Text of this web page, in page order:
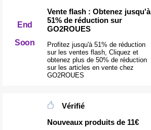
End
Soon
Vente flash : Obtenez jusqu'à
51% de réduction sur
GO2ROUES
Profitez jusqu'à 51% de réduction
sur les ventes flash, Cliquez et
obtenez plus de 50% de réduction
sur les articles en vente chez
GO2ROUES
Vérifié
Nouveaux produits de 11€